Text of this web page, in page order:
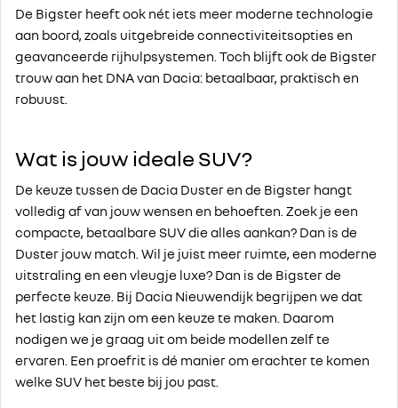
De Bigster heeft ook nét iets meer moderne technologie
aan boord, zoals uitgebreide connectiviteitsopties en
geavanceerde rijhulpsystemen. Toch blijft ook de Bigster
trouw aan het DNA van Dacia: betaalbaar, praktisch en
robuust.
Wat is jouw ideale SUV?
De keuze tussen de Dacia Duster en de Bigster hangt
volledig af van jouw wensen en behoeften. Zoek je een
compacte, betaalbare SUV die alles aankan? Dan is de
Duster jouw match. Wil je juist meer ruimte, een moderne
uitstraling en een vleugje luxe? Dan is de Bigster de
perfecte keuze. Bij Dacia Nieuwendijk begrijpen we dat
het lastig kan zijn om een keuze te maken. Daarom
nodigen we je graag uit om beide modellen zelf te
ervaren. Een proefrit is dé manier om erachter te komen
welke SUV het beste bij jou past.